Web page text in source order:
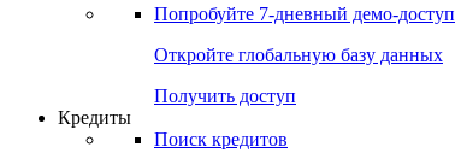
Попробуйте 7-дневный демо-доступ
Откройте глобальную базу данных
Получить доступ
Кредиты
Поиск кредитов